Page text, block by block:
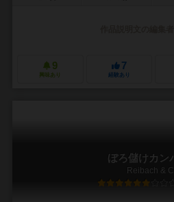
9
興味あり
7
経験あり
ぼろ儲けカン
Reibach &